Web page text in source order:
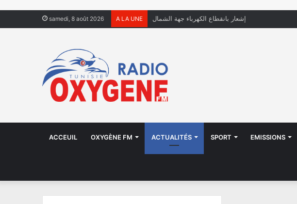
samedi, 8 août 2026 A LA UNE التدخل بعد تداول صور أطفال يعيشون في الشوارع
ACCEUIL OXYGÈNE FM ACTUALITÉS SPORT EMISSIONS